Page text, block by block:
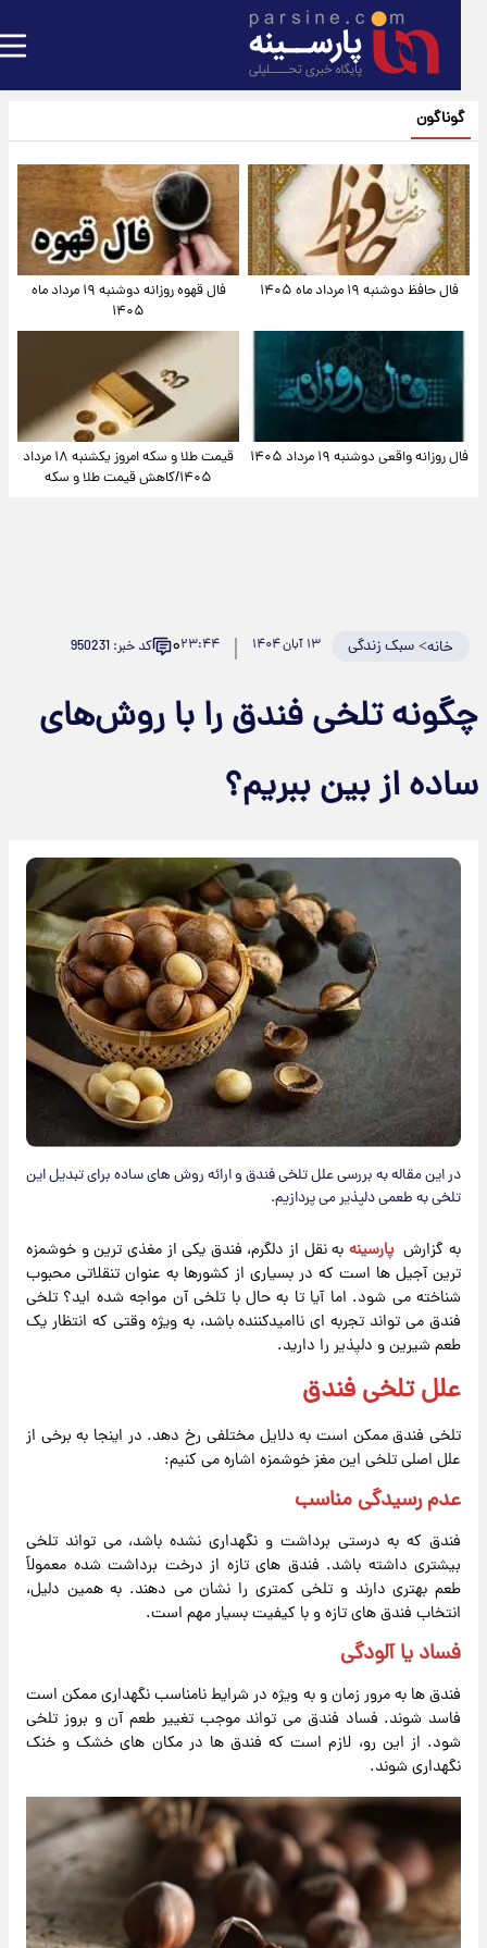
گوناگون
فال حافظ دوشنبه ۱۹ مرداد ماه ۱۴۰۵
فال قهوه روزانه دوشنبه ۱۹ مرداد ماه
۱۴۰۵
فال روزانه واقعی دوشنبه ۱۹ مرداد ۱۴۰۵
قیمت طلا و سکه امروز یکشنبه ۱۸ مرداد
۱۴۰۵/کاهش قیمت طلا و سکه
خانه>سبک زندگی ۱۳ آبان ۱۴۰۴ ۲۳:۴۴۰ کد خبر: 950231
تلخی فندق را با روش‌های
از بین ببریم؟
در این مقاله به بررسی علل تلخی فندق و ارائه روش های ساده برای تبدیل این
تلخی به طعمی دلپذیر می پردازیم.
به گزارش پارسینهبه نقل از دلگرم، فندق یکی از مغذی ترین و خوشمزه
ترین آجیل ها است که در بسیاری از کشورها به عنوان تنقلاتی محبوب
شناخته می شود. اما آیا تا به حال با تلخی آن مواجه شده اید؟ تلخی
فندق می تواند تجربه ای ناامیدکننده باشد، به ویژه وقتی که انتظار یک
طعم شیرین و دلپذیر را دارید.
علل تلخی فندق
تلخی فندق ممکن است به دلایل مختلفی رخ دهد. در اینجا به برخی از
علل اصلی تلخی این مغز خوشمزه اشاره می کنیم:
عدم رسیدگی مناسب
فندق که به درستی برداشت و نگهداری نشده باشد، می تواند تلخی
بیشتری داشته باشد. فندق های تازه از درخت برداشت شده معمولاً
طعم بهتری دارند و تلخی کمتری را نشان می دهند. به همین دلیل،
انتخاب فندق های تازه و با کیفیت بسیار مهم است.
فساد یا آلودگی
فندق ها به مرور زمان و به ویژه در شرایط نامناسب نگهداری ممکن است
فاسد شوند. فساد فندق می تواند موجب تغییر طعم آن و بروز تلخی
شود. از این رو، لازم است که فندق ها در مکان های خشک و خنک
نگهداری شوند.